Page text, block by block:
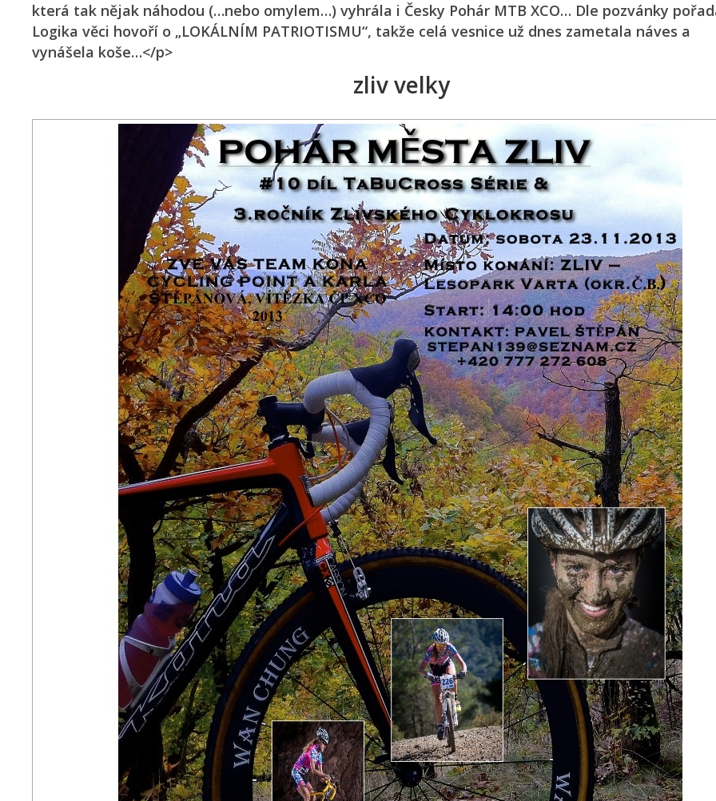
která tak nějak náhodou (…nebo omylem…) vyhrála i Česky Pohár MTB XCO… Dle pozvánky
Logika věci hovoří o „LOKÁLNÍM PATRIOTISMU“, takže celá vesnice už dnes zametala náves a
vynášela koše…</p>
zliv velky